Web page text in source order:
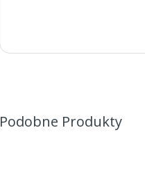
Podobne Produkty